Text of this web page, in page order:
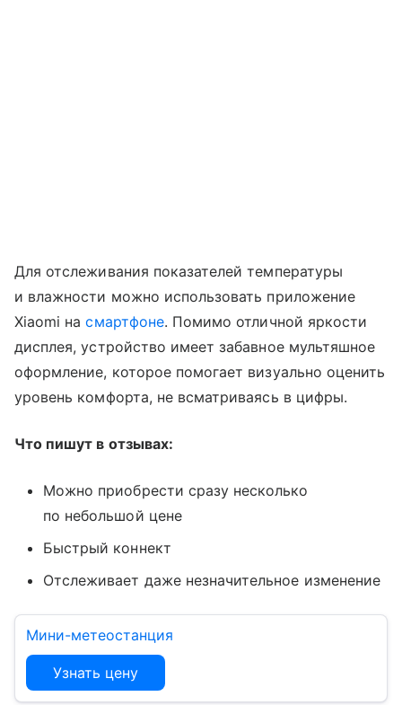
Для отслеживания показателей температуры
и влажности можно использовать приложение
Xiaomi насмартфоне. Помимо отличной яркости
дисплея, устройство имеет забавное мультяшное
оформление, которое помогает визуально оценить
уровень комфорта, не всматриваясь в цифры.
Что пишут в отзывах:
Можно приобрести сразу несколько
по небольшой цене
Быстрый коннект
Отслеживает даже незначительное изменение
Мини-метеостанция
Узнать цену